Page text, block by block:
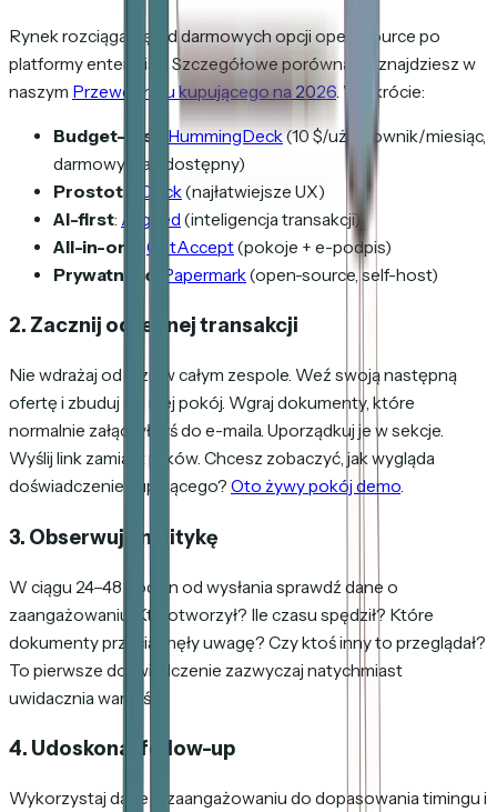
Rynek rozciąga się od darmowych opcji open-source po
platformy enterprise. Szczegółowe porównanie znajdziesz w
naszym Przewodniku kupującego na 2026 . W skrócie:
Budget-first HummingDeck(10 $/użytkownik/miesiąc,
darmowy plan dostępny)
Prostota
Dock(najłatwiejsze UX)
AI-first: Aligned (inteligencja transakcji)
All-in-one
GetAccept(pokoje + e-podpis)
Prywatność
Papermark(open-source, self-host)
2. Zacznij od jednej transakcji
Nie wdrażaj od razu w całym zespole. Weź swoją następną
ofertę i zbuduj dla niej pokój. Wgraj dokumenty, które
normalnie załączyłbyś do e-maila. Uporządkuj je w sekcje.
Wyślij link zamiast plików. Chcesz zobaczyć, jak wygląda
doświadczenie kupującego? Oto żywy pokój demo.
3. Obserwuj analitykę
W ciągu 24–48 godzin od wysłania sprawdź dane o
zaangażowaniu. Kto otworzył? Ile czasu spędził? Które
dokumenty przyciągnęły uwagę? Czy ktoś inny to przeglądał?
To pierwsze doświadczenie zazwyczaj natychmiast
uwidacznia wartość.
4. Udoskonal follow-up
Wykorzystaj dane o zaangażowaniu do dopasowania timingu i